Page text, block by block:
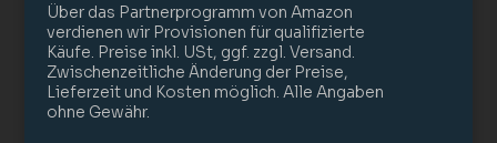
Über das Partnerprogramm von Amazon
verdienen wir Provisionen für qualifizierte
Käufe. Preise inkl. USt, ggf. zzgl. Versand.
Zwischenzeitliche Änderung der Preise,
Lieferzeit und Kosten möglich. Alle Angaben
ohne Gewähr.